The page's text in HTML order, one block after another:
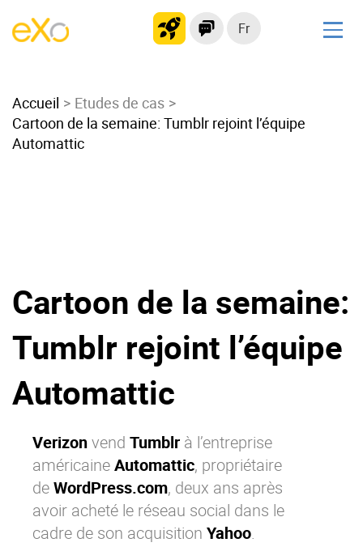
Fr
Intranet moderne
Plateforme collaborative
Réseau social
Migrer vers eXo Platform
Produit
La Plateforme
Pourquoi eXo
Internationalisation
Mobile
No code
Intégrations
IA maitrisée
Accueil
Etudes de cas
Cartoon de la semaine: Tumblr rejoint l’équipe
Automattic
Cartoon de la semaine:
Tumblr rejoint l’équipe
Automattic
Verizonvend Tumblr à l’entreprise
américaineAutomattic, propriétaire
deWordPress.com, deux ans après
avoir acheté le réseau social dans le
cadre de son acquisition Yahoo.